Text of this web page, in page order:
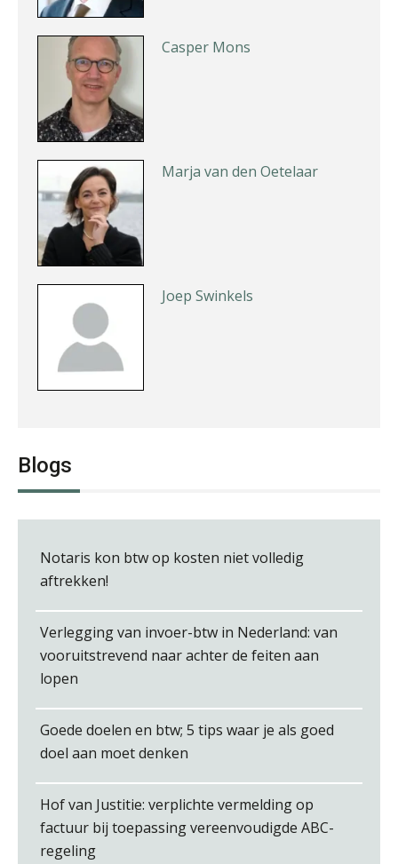
Chris Dijkstra
Debby Kettler
Blogs
Notaris kon btw op kosten niet volledig
aftrekken!
Verlegging van invoer-btw in Nederland: van
vooruitstrevend naar achter de feiten aan
lopen
Goede doelen en btw; 5 tips waar je als goed
doel aan moet denken
Hof van Justitie: verplichte vermelding op
factuur bij toepassing vereenvoudigde ABC-
regeling